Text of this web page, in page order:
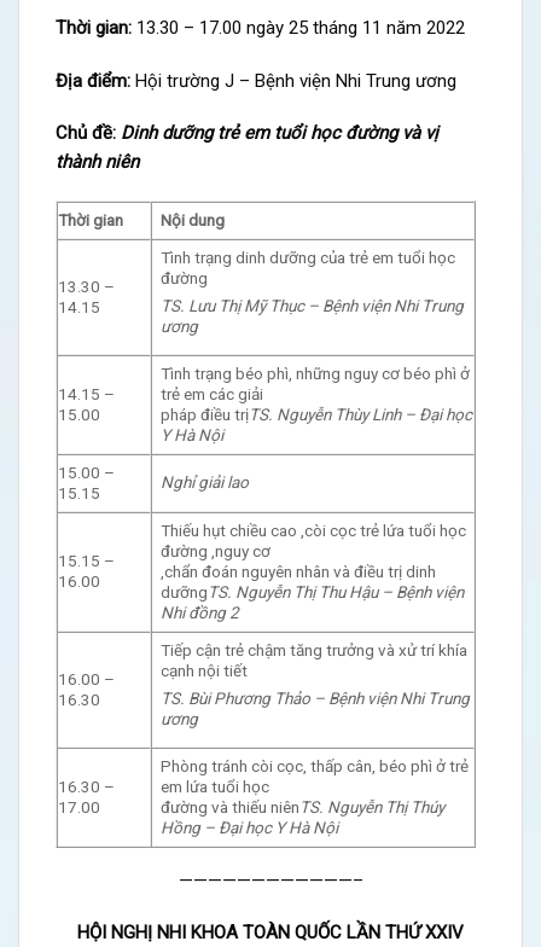
Thời gian: 13.30 – 17.00 ngày 25 tháng 11 năm 2022
Địa điểm: Hội trường J – Bệnh viện Nhi Trung ương
Chủ đề: Dinh dưỡng trẻ em tuổi học đường và vị
thành niên
Thời gian Nội dung
13.30 –
14.15
Tình trạng dinh dưỡng của trẻ em tuổi học
đường
TS. Lưu Thị Mỹ Thục – Bệnh viện Nhi Trung
ương
14.15 –
15.00
Tình trạng béo phì, những nguy cơ béo phì ở
trẻ em các giải
pháp điều trịTS. Nguyễn Thùy Linh – Đại học
Y Hà Nội
15.00 –
15.15
Nghỉ giải lao
15.15 –
16.00
Thiếu hụt chiều cao ,còi cọc trẻ lứa tuổi học
đường ,nguy cơ
,chẩn đoán nguyên nhân và điều trị dinh
dưỡngTS. Nguyễn Thị Thu Hậu – Bệnh viện
Nhi đồng 2
16.00 –
16.30
Tiếp cận trẻ chậm tăng trưởng và xử trí khía
cạnh nội tiết
TS. Bùi Phương Thảo – Bệnh viện Nhi Trung
ương
16.30 –
17.00
Phòng tránh còi cọc, thấp cân, béo phì ở trẻ
em lứa tuổi học
đường và thiếu niênTS. Nguyễn Thị Thúy
Hồng – Đại học Y Hà Nội
————————————–
HỘI NGHỊ NHI KHOA TOÀN QUỐC LẦN THỨ XXIV